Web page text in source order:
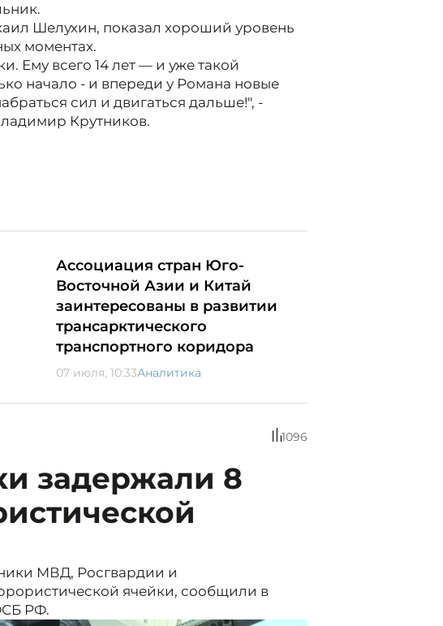
Шелухин, показал хороший уровень
моментах.
Ему всего 14 лет — и уже такой
начало - и впереди у Романа новые
сил и двигаться дальше!", -
Крутников.
Ассоциация стран Юго-
Восточной Азии и Китай
заинтересованы в развитии
трансарктического
транспортного коридора
07 июля, 10:33Аналитика
1096
задержали 8
МВД, Росгвардии и
ячейки, сообщили в
РФ.